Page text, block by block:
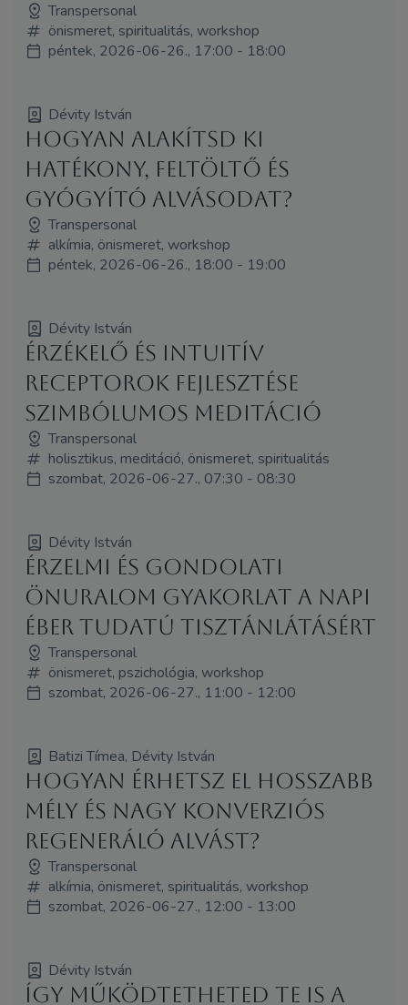
Transpersonal
önismeret, spiritualitás, workshop
péntek, 2026-06-26., 17:00 - 18:00
Dévity István
Hogyan alakítsd ki
hatékony, feltöltő és
gyógyító alvásodat?
Transpersonal
alkímia, önismeret, workshop
péntek, 2026-06-26., 18:00 - 19:00
Dévity István
Érzékelő és intuitív
receptorok fejlesztése
szimbólumos meditáció
Transpersonal
holisztikus, meditáció, önismeret, spiritualitás
szombat, 2026-06-27., 07:30 - 08:30
Dévity István
Érzelmi és gondolati
önuralom gyakorlat a napi
éber tudatú tisztánlátásért
Transpersonal
önismeret, pszichológia, workshop
szombat, 2026-06-27., 11:00 - 12:00
Batizi Tímea, Dévity István
Hogyan érhetsz el hosszabb
mély és nagy konverziós
regeneráló alvást?
Transpersonal
alkímia, önismeret, spiritualitás, workshop
szombat, 2026-06-27., 12:00 - 13:00
Dévity István
Így működtetheted Te is a